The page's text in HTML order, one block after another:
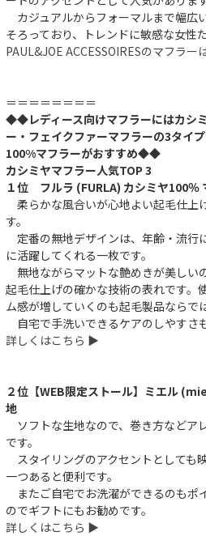
カジュアルからフォーマルまで幅広
そろっており、トレンドに敏感な女性
PAUL&JOE ACCESSOIRESのマフラ
＝＝＝＝＝＝＝＝
◆◆レディース向けマフラーにはカシ
ー・フェイクファーマフラーの3タイ
100%マフラーがおすすめ◆◆
カシミヤマフラー人気TOP 3
１位 フルラ (FURLA) カシミヤ100％
柔らかな風合いが心地よい起毛仕上
す。
定番の無地デザインは、年齢・流行
に活躍してくれる一枚です。
無地ながらマットな艶めきが美しい
起毛仕上げの確かな技術の表れです。
ム感が増していくのも起毛製品ならでは
自宅で手洗いできるケアのしやすさ
詳しくはこちら ▶︎
２位【WEB限定ストール】ミエル
地
ソフトな生地なので、巻き方などア
です。
スタイリングのアクセントとしても
一つあると便利です。
またご自宅でお洗濯ができるのもポ
のでギフトにもお勧めです。
詳しくはこちら ▶︎